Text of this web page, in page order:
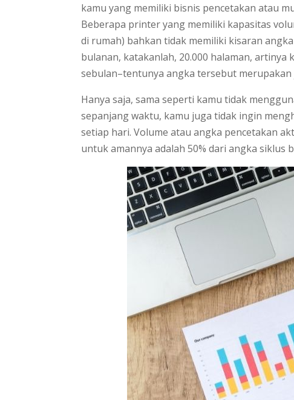
kamu yang memiliki bisnis pencetakan atau
Beberapa printer yang memiliki kapasitas
di rumah) bahkan tidak memiliki kisaran
bulanan, katakanlah, 20.000 halaman,
sebulan–tentunya angka tersebut merupakan
Hanya saja, sama seperti kamu tidak
sepanjang waktu, kamu juga tidak ingin
setiap hari. Volume atau angka pencetakan
untuk amannya adalah 50% dari angka siklus